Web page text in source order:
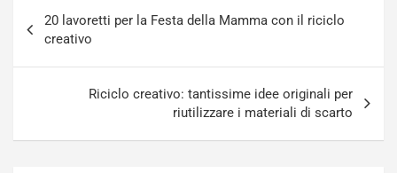
articoli
20 lavoretti per la Festa della Mamma con il riciclo
creativo
Riciclo creativo: tantissime idee originali per
riutilizzare i materiali di scarto